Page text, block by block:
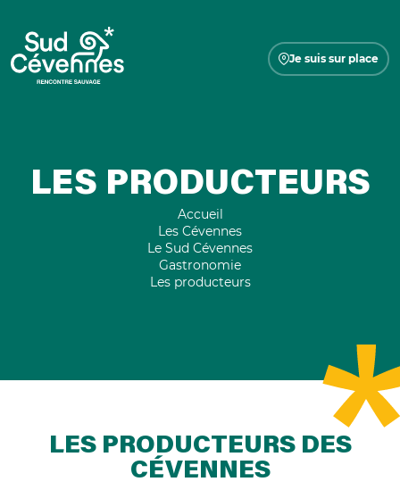
Je suis sur place
LES PRODUCTEURS
Accueil
Les Cévennes
Le Sud Cévennes
Gastronomie
Les producteurs
LES PRODUCTEURS DES
CÉVENNES